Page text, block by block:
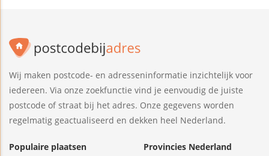
Wij maken postcode- en adresseninformatie inzichtelijk voor
iedereen. Via onze zoekfunctie vind je eenvoudig de juiste
postcode of straat bij het adres. Onze gegevens worden
regelmatig geactualiseerd en dekken heel Nederland.
Populaire plaatsen
Provincies Nederland